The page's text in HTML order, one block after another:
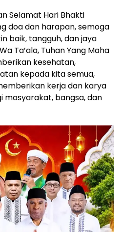
Selamat Hari Bhakti
doa dan harapan, semoga
baik, tangguh, dan jaya
Ta’ala, Tuhan Yang Maha
kesehatan,
kepada kita semua,
kerja dan karya
masyarakat, bangsa, dan